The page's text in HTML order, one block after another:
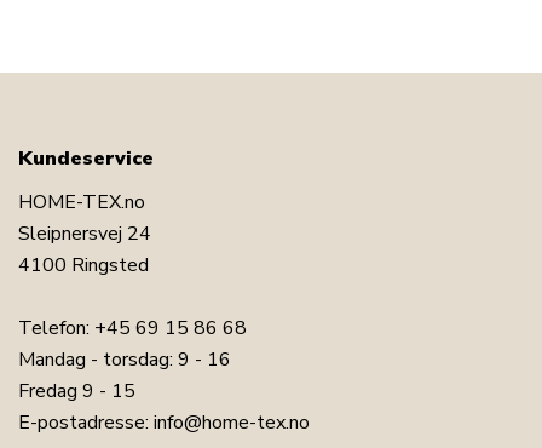
Kundeservice
HOME-TEX.no
Sleipnersvej 24
4100 Ringsted
Telefon: +45 69 15 86 68
Mandag - torsdag: 9 - 16
Fredag 9 - 15
E-postadresse: info@home-tex.no